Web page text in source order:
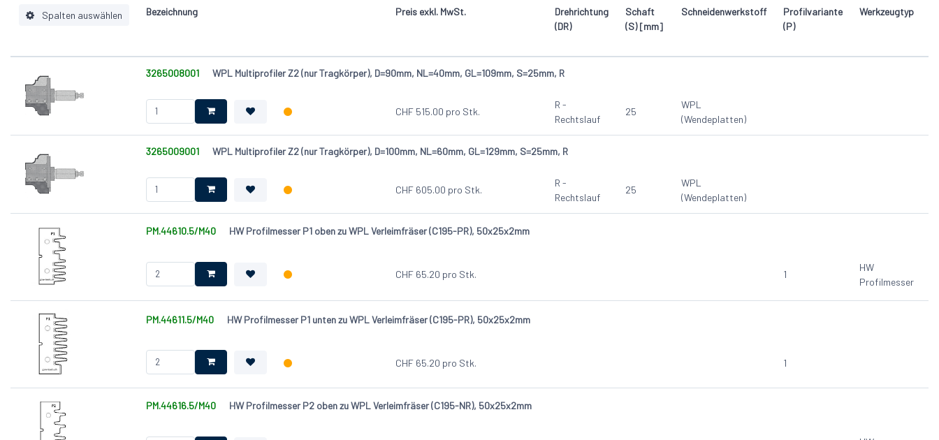
Spalten auswählen
Schaft (S) [mm]
Schneidenwerkstoff
Profilvariante (P)
Werkzeugtyp
Durchmesser (D) [mm]
Nutzlänge (NL) [mm]
Gesamtlänge (GL) [mm]
Länge (L) [mm]
Breite (W ) [mm]
Dicke (T) [mm]
Bezeichnung Preis exkl. MwSt.
Drehrichtung
(DR)
Schaft
(S) [mm]
Schneidenwerkstoff
Profilvariante
(P)
Werkzeugtyp
3265008001 WPL Multiprofiler Z2 (nur Tragkörper), D=90mm, NL=40mm, GL=109mm, S=25mm, R
CHF 515.00 pro Stk.
R -
Rechtslauf
25
WPL
(Wendeplatten)
3265009001 WPL Multiprofiler Z2 (nur Tragkörper), D=100mm, NL=60mm, GL=129mm, S=25mm, R
CHF 605.00 pro Stk.
R -
Rechtslauf
25
WPL
(Wendeplatten)
PM.44610.5/M40 HW Profilmesser P1 oben zu WPL Verleimfräser (C195-PR), 50x25x2mm
CHF 65.20 pro Stk. 1
HW
Profilmesser
PM.44611.5/M40 HW Profilmesser P1 unten zu WPL Verleimfräser (C195-PR), 50x25x2mm
CHF 65.20 pro Stk. 1
PM.44616.5/M40 HW Profilmesser P2 oben zu WPL Verleimfräser (C195-NR), 50x25x2mm